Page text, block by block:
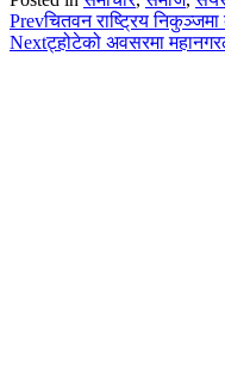
Prevचितवन राष्ट्रिय निकुञ्जमा
Nextट्होटेको अवसरमा